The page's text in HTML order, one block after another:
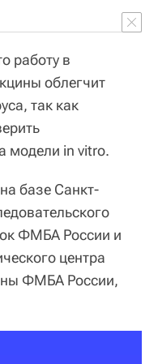
работу в
облегчит
так как
модели in vitro.
базе Санкт-
ФМБА России и
центра
ФМБА России,